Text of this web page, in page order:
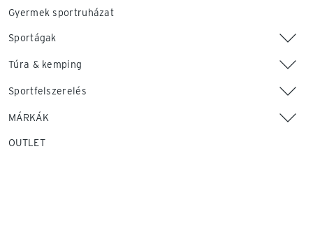
Gyermek sportruházat
Sportágak
Túra & kemping
Sportfelszerelés
MÁRKÁK
OUTLET